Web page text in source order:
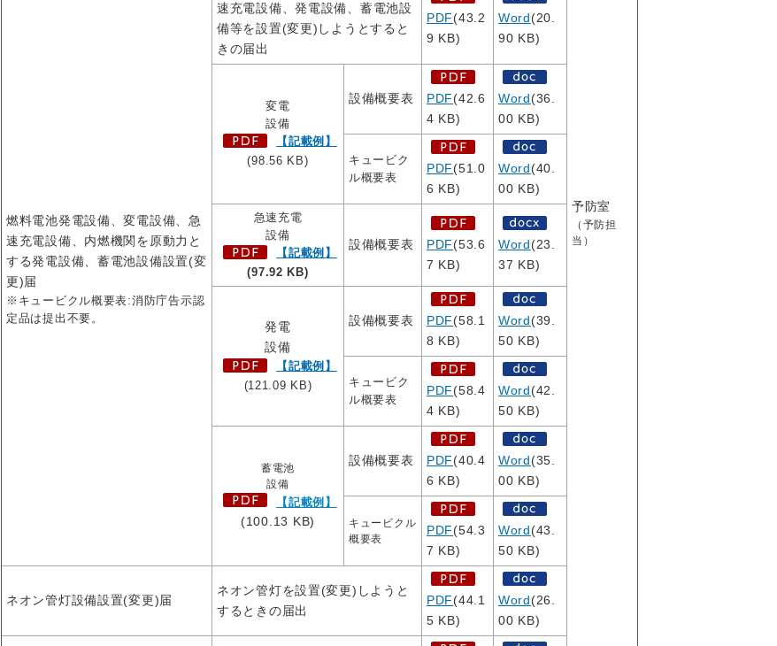
予防室
（予防担
当）
燃料電池発電設備、変電設備、急
速充電設備、内燃機関を原動力と
する発電設備、蓄電池設備設置(変
更)届
※キュービクル概要表:消防庁告示認
定品は提出不要。
速充電設備、発電設備、蓄電池設
備等を設置(変更)しようとすると
きの届出
PDF(43.2
9 KB)
Word(20.
90 KB)
変電
設備
【記載例】
(98.56 KB)
設備概要表 PDF(42.6
4 KB)
Word(36.
00 KB)
キュービク
ル概要表
PDF(51.0
6 KB)
Word(40.
00 KB)
急速充電
設備
【記載例】
(97.92 KB)
設備概要表 PDF(53.6
7 KB)
Word(23.
37 KB)
発電
設備
【記載例】
(121.09 KB)
設備概要表 PDF(58.1
8 KB)
Word(39.
50 KB)
キュービク
ル概要表
PDF(58.4
4 KB)
Word(42.
50 KB)
蓄電池
設備
【記載例】
(100.13 KB)
設備概要表 PDF(40.4
6 KB)
Word(35.
00 KB)
キュービクル
概要表
PDF(54.3
7 KB)
Word(43.
50 KB)
ネオン管灯設備設置(変更)届
ネオン管灯を設置(変更)しようと
するときの届出
PDF(44.1
5 KB)
Word(26.
00 KB)